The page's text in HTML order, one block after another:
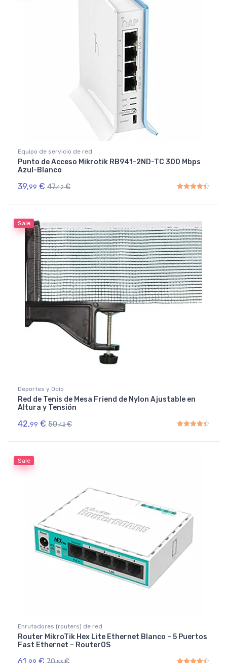
Equipo de servicio de red
Punto de Acceso Mikrotik RB941-2ND-TC 300 Mbps
Azul-Blanco
39,99 € 47,42 €
Sale
Deportes y Ocio
Red de Tenis de Mesa Friend de Nylon Ajustable en
Altura y Tensión
42,99 € 50,43 €
Sale
Enrutadores (routers) de red
Router MikroTik Hex Lite Ethernet Blanco – 5 Puertos
Fast Ethernet – RouterOS
61,99 €